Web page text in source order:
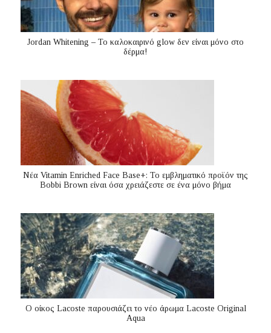
Jordan Whitening – Το καλοκαιρινό glow δεν είναι μόνο στο
δέρμα!
Nέα Vitamin Enriched Face Base+: Το εμβληματικό προϊόν της
Bobbi Brown είναι όσα χρειάζεστε σε ένα μόνο βήμα
Ο οίκος Lacoste παρουσιάζει το νέο άρωμα Lacoste Original
Aqua